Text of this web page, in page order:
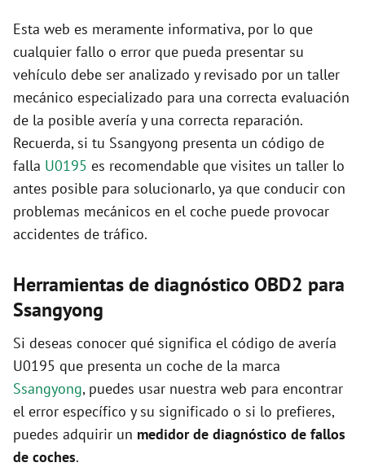
Esta web es meramente informativa, por lo que
cualquier fallo o error que pueda presentar su
vehículo debe ser analizado y revisado por un taller
mecánico especializado para una correcta evaluación
de la posible avería y una correcta reparación.
Recuerda, si tu Ssangyong presenta un código de
falla U0195 es recomendable que visites un taller lo
antes posible para solucionarlo, ya que conducir con
problemas mecánicos en el coche puede provocar
accidentes de tráfico.
Herramientas de diagnóstico OBD2 para
Ssangyong
Si deseas conocer qué significa el código de avería
U0195 que presenta un coche de la marca
Ssangyong, puedes usar nuestra web para encontrar
el error específico y su significado o si lo prefieres,
puedes adquirir un medidor de diagnóstico de fallos
de coches.